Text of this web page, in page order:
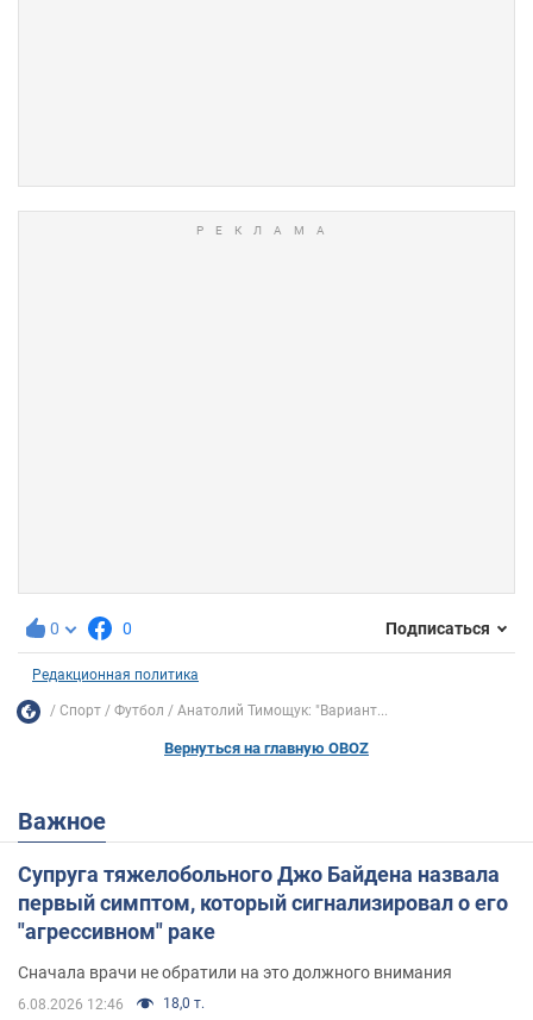
0 0 Подписаться
Редакционная политика
Спорт Футбол Анатолий Тимощук: "Вариант...
Вернуться на главную OBOZ
Важное
Супруга тяжелобольного Джо Байдена назвала
первый симптом, который сигнализировал о его
"агрессивном" раке
Сначала врачи не обратили на это должного внимания
6.08.2026 12:46 18,0 т.